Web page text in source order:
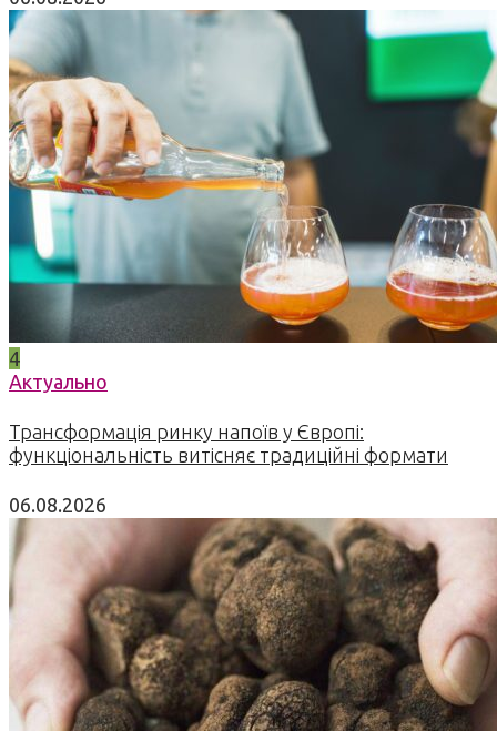
4
Актуально
Трансформація ринку напоїв у Європі:
функціональність витісняє традиційні формати
06.08.2026